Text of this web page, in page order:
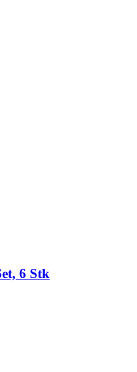
6 Stk